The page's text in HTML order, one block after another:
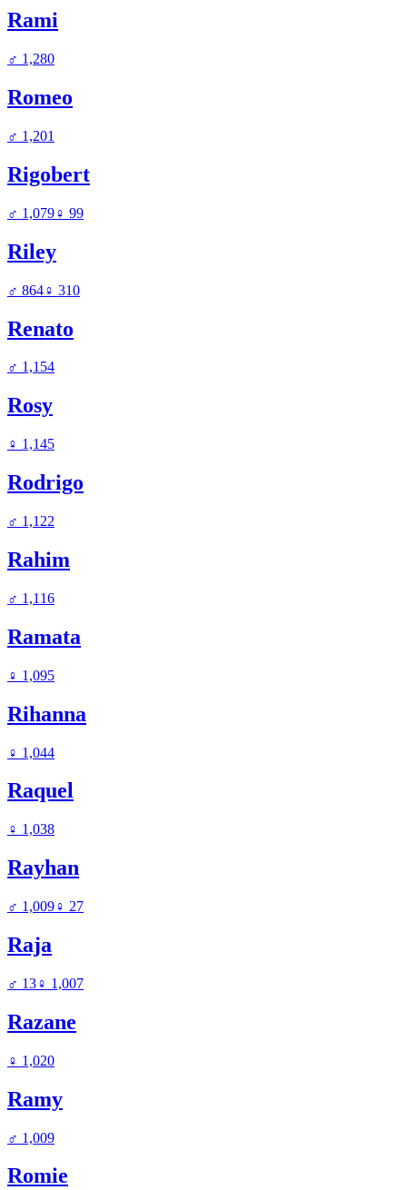
Rami
♂ 1,280
Romeo
♂ 1,201
Rigobert
♂ 1,079♀ 99
Riley
♂ 864♀ 310
Renato
♂ 1,154
Rosy
♀ 1,145
Rodrigo
♂ 1,122
Rahim
♂ 1,116
Ramata
♀ 1,095
Rihanna
♀ 1,044
Raquel
♀ 1,038
Rayhan
♂ 1,009♀ 27
Raja
♂ 13♀ 1,007
Razane
♀ 1,020
Ramy
♂ 1,009
Romie